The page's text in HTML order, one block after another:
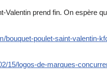
Valentin prend fin. On espère
bouquet-poulet-saint-valentin-
15/logos-de-marques-